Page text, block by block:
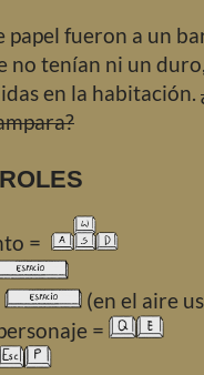
papel fueron a un
no tenían ni un
en la habitación.
=
(en el aire
=